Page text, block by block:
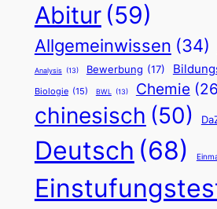
Abitur (59)
Allgemeinwissen (34)
Analysis (13) Bewerbung (17)
Biologie (15) BWL (13) Chemie
chinesisch (50)
Deutsch (68)